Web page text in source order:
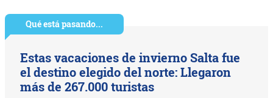
Qué está pasando...
Estas vacaciones de invierno Salta fue
el destino elegido del norte: Llegaron
más de 267.000 turistas